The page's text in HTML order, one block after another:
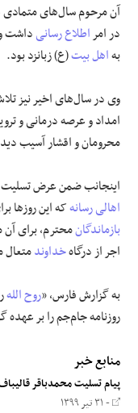
آن مرحوم سال‌های متمادی
در امراطلاع رسانیداشت
بهاهل بیت(ع) زبانزد بود.
وی در سال‌های اخیر نیز
امداد و عرصه درمانی و
محرومان و اقشار آسیب
اینجانب ضمن عرض تسلیت
اهالی رسانهکه این روز‌ها
بازماندگانمحترم، برای
اجر از درگاهخداوند
به گزارش فارس، «روح الله
روزنامه جام‌جم را بر عهده
منابع خبر
پیام تسلیت محمدباقر
- ۳۱ تیر ۱۳۹۹